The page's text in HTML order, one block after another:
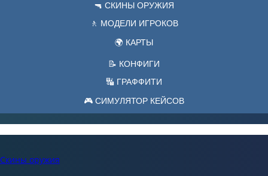
🔫 СКИНЫ ОРУЖИЯ
🚶 МОДЕЛИ ИГРОКОВ
🌍 КАРТЫ
📝 КОНФИГИ
🔣 ГРАФФИТИ
🎮 СИМУЛЯТОР КЕЙСОВ
Скины оружия